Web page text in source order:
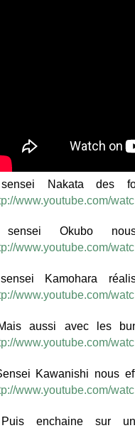
sensei Nakata des
www.youtube.com/
sensei Okubo
www.youtube.com/
sensei Kamohara
www.youtube.com/
aussi avec les
www.youtube.com/
Kawanishi nous
www.youtube.com/
Puis enchaine sur